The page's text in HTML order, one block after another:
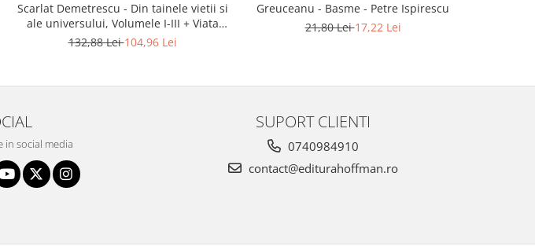
Scarlat Demetrescu - Din tainele vietii si
ale universului, Volumele I-III + Viata
dincolo de mormant
132,88 Lei104,96 Lei
Greuceanu - Basme - Petre Ispirescu
21,80 Lei17,22 Lei
in social media
SUPORT CLIENTI
0740984910
contact@editurahoffman.ro